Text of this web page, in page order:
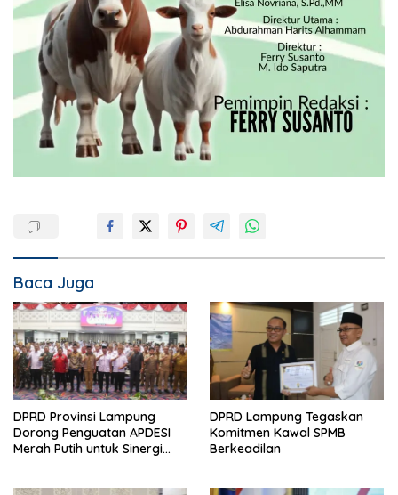
Baca Juga
DPRD Provinsi Lampung
Dorong Penguatan APDESI
Merah Putih untuk Sinergi
DPRD Lampung Tegaskan
Komitmen Kawal SPMB
Berkeadilan